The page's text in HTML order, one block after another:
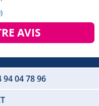
AVIS
04 78 96